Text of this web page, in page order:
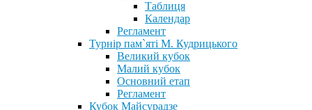
Таблиця
Календар
Регламент
Турнір пам`яті М. Кудрицького
Великий кубок
Малий кубок
Основний етап
Регламент
Кубок Майсурадзе